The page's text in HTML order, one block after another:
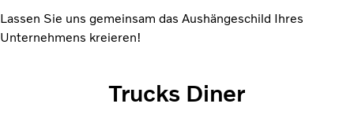
Lassen Sie uns gemeinsam das Aushängeschild Ihres
Unternehmens kreieren!
Trucks Diner